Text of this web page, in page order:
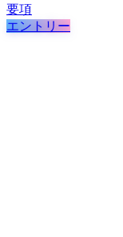
要項
エントリー